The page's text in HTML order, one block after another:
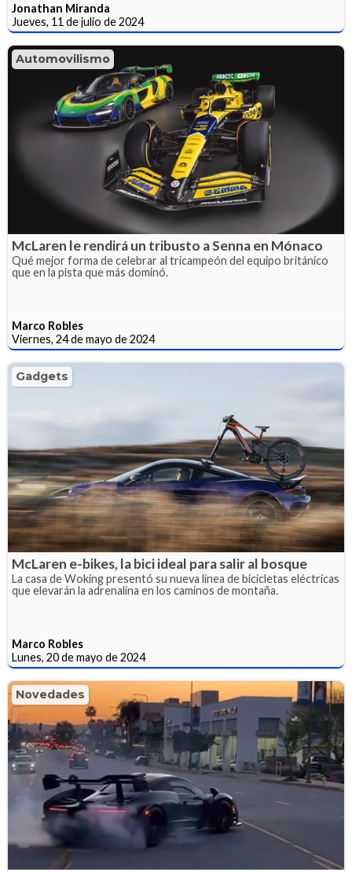
Jonathan Miranda
Jueves, 11 de julio de 2024
Automovilismo
McLaren le rendirá un tribusto a Senna en Mónaco
Qué mejor forma de celebrar al tricampeón del equipo británico
que en la pista que más dominó.
Marco Robles
Viernes, 24 de mayo de 2024
Gadgets
McLaren e-bikes, la bici ideal para salir al bosque
La casa de Woking presentó su nueva línea de bicicletas eléctricas
que elevarán la adrenalina en los caminos de montaña.
Marco Robles
Lunes, 20 de mayo de 2024
Novedades